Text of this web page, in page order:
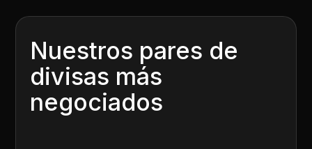
Nuestros pares de
divisas más
negociados